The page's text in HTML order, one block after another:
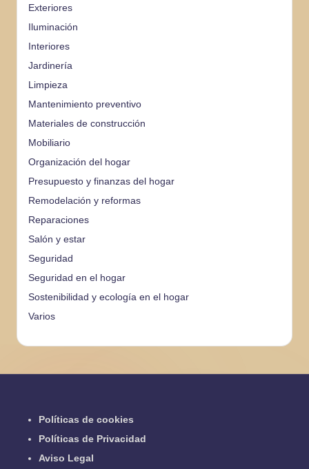
Exteriores
Iluminación
Interiores
Jardinería
Limpieza
Mantenimiento preventivo
Materiales de construcción
Mobiliario
Organización del hogar
Presupuesto y finanzas del hogar
Remodelación y reformas
Reparaciones
Salón y estar
Seguridad
Seguridad en el hogar
Sostenibilidad y ecología en el hogar
Varios
Políticas de cookies
Políticas de Privacidad
Aviso Legal